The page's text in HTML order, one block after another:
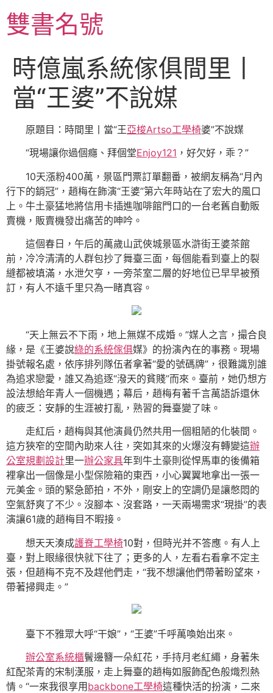
至
主雙書名號
時億嵐系統傢俱間里丨
當“王婆”不說媒
原題目：時間里丨當“王亞梭Artso工學椅婆”不說媒
“現場讓你過個癮、拜個堂Enjoy121 ，好欠好，乖？”
10天漲粉400萬，景區門票訂單翻番，被網友稱為“月內
行下的銷冠”，趙梅在飾演“王婆”第六年時站在了宏大的風口
上。牛土豪猛地將信用卡插進咖啡館門口的一台老舊自動販
賣機，販賣機發出痛苦的呻吟。
這個春日，午后的萬歲山武俠城景區水滸街王婆茶館
前，冷冷清清的人群包抄了舞臺三面，每個能看到臺上的裂
縫都被填滿，水泄欠亨，一旁茶室二層的好地位已早早被預
訂，有人不遠千里只為一睹真容。
“天上無云不下雨，地上無媒不成婚。”媒人之言，撮合良
緣，是《王婆說綠的系統傢俱媒》的扮演內在的事務。現場
掛號報名處，依序排列隊伍者拿著“愛的號碼牌”，很難識別誰
為追求戀愛，誰又為追逐“潑天的貧賤”而來。臺前，她仍想方
設法想給年青人一個機遇；幕后，趙梅有著千言萬語訴還休
的疲乏：安靜的生涯被打亂，熟習的舞臺變了味。
走紅后，趙梅與其他演員仍然共用一個粗陋的化裝間。
這方狹窄的空間內助來人往，突如其來的火爆沒有轉變這辦
公室規劃設計里一辦公家具年到牛土豪則從悍馬車的後備箱
裡拿出一個像是小型保險箱的東西，小心翼翼地拿出一張一
元美金。頭的緊急節拍，不外，剛安上的空調仍是讓憋悶的
空氣舒爽了不少。沒腳本、沒套路，一天兩場需求“現掛”的表
演讓61歲的趙梅目不暇接。
想天天湊成護脊工學椅10對，但時光并不答應。有人上
臺，對上眼緣很快就下往了；更多的人，左看右看拿不定主
張，但趙梅不克不及趕他們走，“我不想讓他們帶著盼望來，
帶著掃興走。”
臺下不雅眾大呼“干娘”，“王婆”千呼萬喚始出來。
辦公室系統櫃鬢邊簪一朵紅花，手持月老紅繩，身著朱
紅配茶青的宋制漢服，走上舞臺的趙梅如服飾配色般熾烈熱
情。“一來我很享用backbone工學椅這種快活的扮演，二來